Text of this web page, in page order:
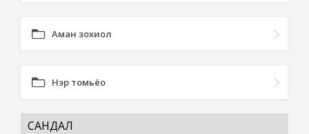
Аман зохиол
Нэр томьёо
САНДАЛ